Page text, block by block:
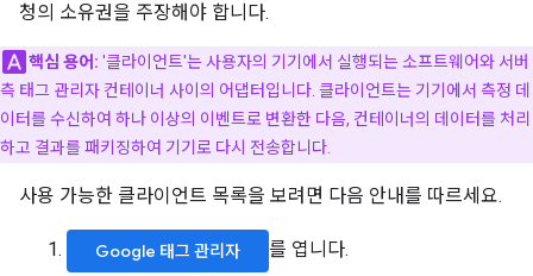
청의 소유권을 주장해야 합니다.
핵심 용어: '클라이언트'는 사용자의 기기에서 실행되는 소프트웨어와 서버
측 태그 관리자 컨테이너 사이의 어댑터입니다. 클라이언트는 기기에서 측정 데
이터를 수신하여 하나 이상의 이벤트로 변환한 다음, 컨테이너의 데이터를 처리
하고 결과를 패키징하여 기기로 다시 전송합니다.
사용 가능한 클라이언트 목록을 보려면 다음 안내를 따르세요.
Google 태그 관리자 를 엽니다.